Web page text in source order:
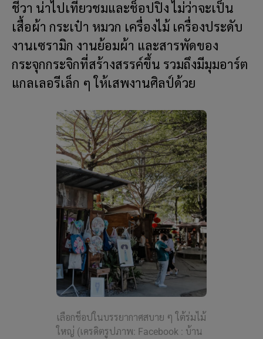
ชีวา น่าไปเที่ยวชมและช็อปปิง ไม่ว่าจะเป็น
เสื้อผ้า กระเป๋า หมวก เครื่องไม้ เครื่องประดับ
งานเซรามิก งานย้อมผ้า และสารพัดของ
กระจุกกระจิกที่สร้างสรรค์ขึ้น รวมถึงมีมุมอาร์ต
แกลเลอรีเล็ก ๆ ให้เสพงานศิลป์ด้วย
เลือกช็อปในบรรยากาศสบาย ๆ ใต้ร่มไม้
ใหญ่ (เครดิตรูปภาพ: Facebook : บ้าน